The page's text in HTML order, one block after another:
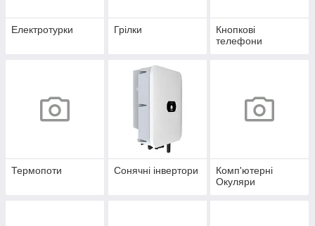
Електротурки Грілки
Кнопкові
телефони
Термопоти Сонячні інвертори
Комп'ютерні
Окуляри